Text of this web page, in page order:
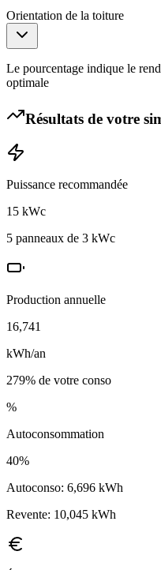
Orientation de la toiture
Le pourcentage indique le
optimale
Résultats de votre
Puissance recommandée
15 kWc
5 panneaux de 3 kWc
Production annuelle
16,741
kWh/an
279% de votre conso
%
Autoconsommation
40%
Autoconso: 6,696 kWh
Revente: 10,045 kWh